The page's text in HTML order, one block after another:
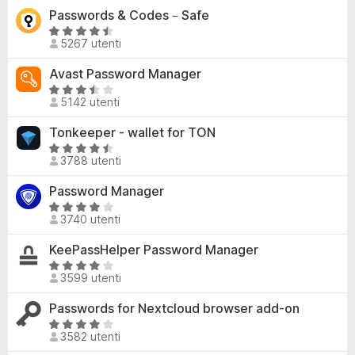
5
3
s
5
t
a
4
6
s
5
l
u
t
t
a
4
2
s
5
Passwords & Codes－Safe
V
a
u
t
t
a
4
4
s
5
5267 utenti
Avast Password Manager
V
a
l
u
t
t
a
3
3
s
5
5142 utenti
Tonkeeper - wallet for TON
V
a
l
u
t
t
a
4
5
s
3788 utenti
Password Manager
V
a
l
u
t
t
a
4
3740 utenti
KeePassHelper Password Manager
V
a
l
u
t
3599 utenti
Passwords for Nextcloud browser add-on
V
a 3582 utenti